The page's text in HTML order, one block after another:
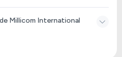
Millicom International